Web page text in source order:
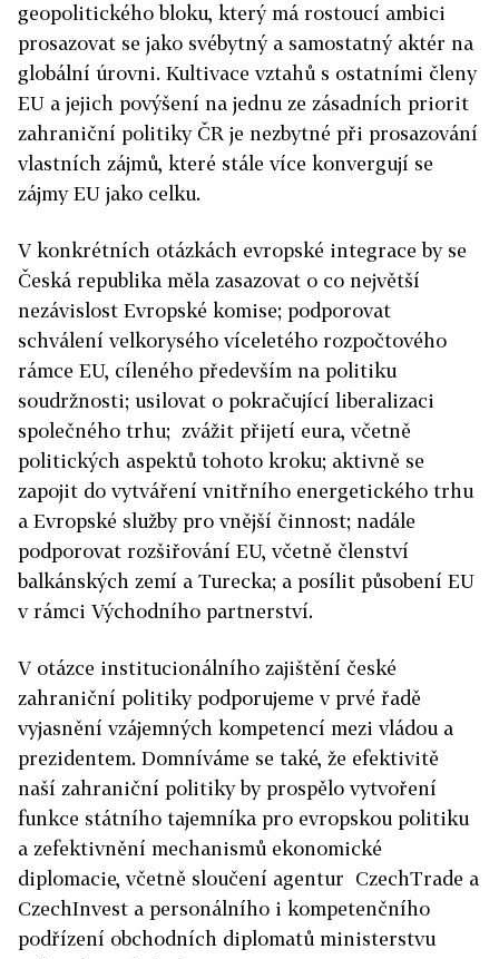
geopolitického bloku, který má rostoucí ambici
prosazovat se jako svébytný a samostatný aktér na
globální úrovni. Kultivace vztahů s ostatními členy
EU a jejich povýšení na jednu ze zásadních priorit
zahraniční politiky ČR je nezbytné při prosazování
vlastních zájmů, které stále více konvergují se
zájmy EU jako celku.
V konkrétních otázkách evropské integrace by se
Česká republika měla zasazovat o co největší
nezávislost Evropské komise; podporovat
schválení velkorysého víceletého rozpočtového
rámce EU, cíleného především na politiku
soudržnosti; usilovat o pokračující liberalizaci
společného trhu; zvážit přijetí eura, včetně
politických aspektů tohoto kroku; aktivně se
zapojit do vytváření vnitřního energetického trhu
a Evropské služby pro vnější činnost; nadále
podporovat rozšiřování EU, včetně členství
balkánských zemí a Turecka; a posílit působení EU
v rámci Východního partnerství.
V otázce institucionálního zajištění české
zahraniční politiky podporujeme v prvé řadě
vyjasnění vzájemných kompetencí mezi vládou a
prezidentem. Domníváme se také, že efektivitě
naší zahraniční politiky by prospělo vytvoření
funkce státního tajemníka pro evropskou politiku
a zefektivnění mechanismů ekonomické
diplomacie, včetně sloučení agentur CzechTrade a
CzechInvest a personálního i kompetenčního
podřízení obchodních diplomatů ministerstvu